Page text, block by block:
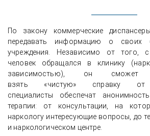
По закону коммерческие
передавать информацию о своих
учреждения. Независимо от того,
человек обращался в клинику
зависимостью), он сможет
взять «чистую» справку
специалисты обеспечат
терапии: от консультации, на
наркологу интересующие вопросы, до
и наркологическом центре.